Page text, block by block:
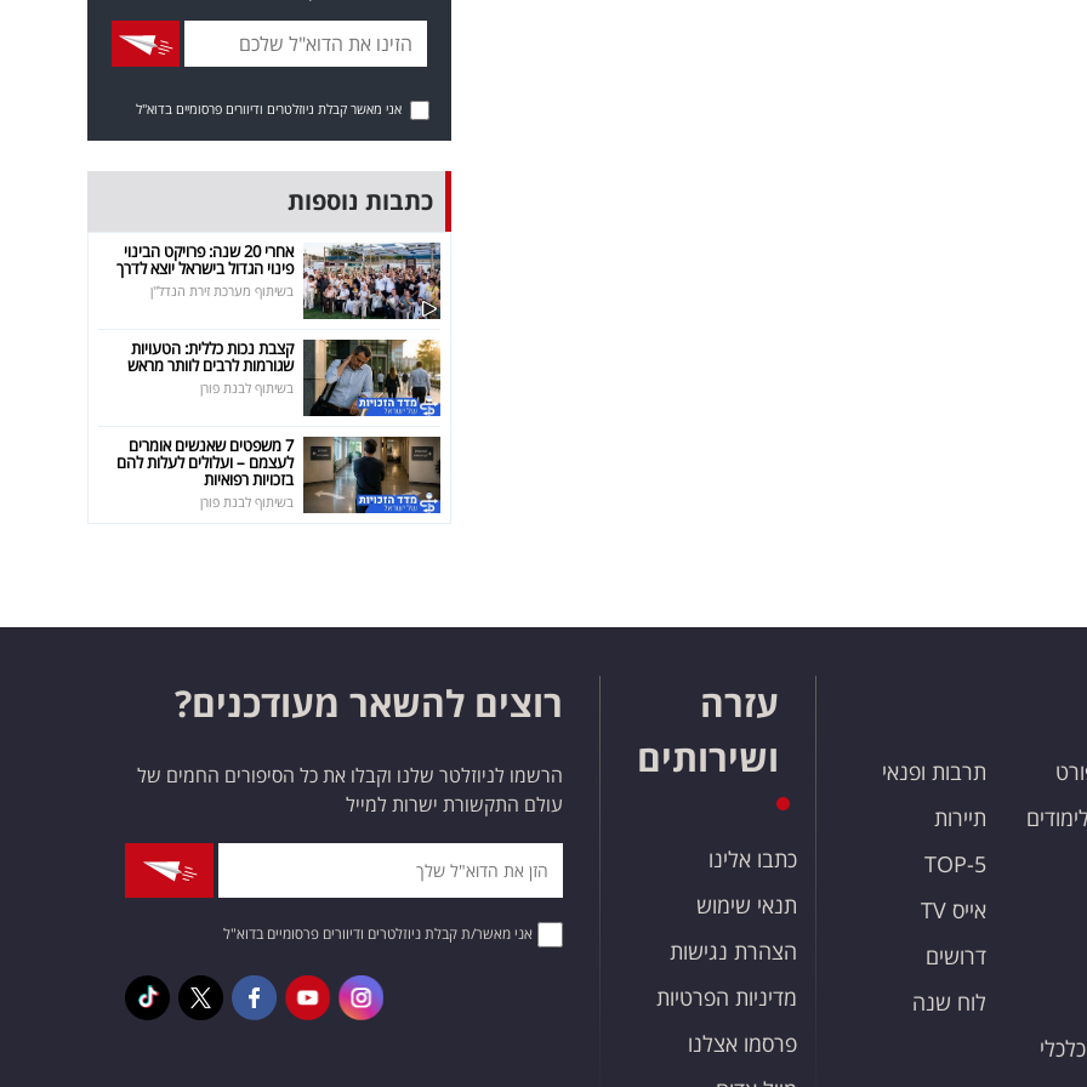
אני מאשר קבלת ניוזלטרים ודיוורים פרסומיים בדוא"ל
כתבות נוספות
אחרי 20 שנה: פרויקט הבינוי
פינוי הגדול בישראל יוצא לדרך
בשיתוף מערכת זירת הנדל"ן
קצבת נכות כללית: הטעויות
שגורמות לרבים לוותר מראש
בשיתוף לבנת פורן
7 משפטים שאנשים אומרים
לעצמם – ועלולים לעלות להם
בזכויות רפואיות
בשיתוף לבנת פורן
תרבות ופנאי
תיירות
TOP-5
אייס TV
דרושים
לוח שנה
עזרה
ושירותים
כתבו אלינו
תנאי שימוש
הצהרת נגישות
מדיניות הפרטיות
פרסמו אצלנו
רוצים להשאר מעודכנים?
הרשמו לניוזלטר שלנו וקבלו את כל הסיפורים החמים של
עולם התקשורת ישרות למייל
אני מאשר/ת קבלת ניוזלטרים ודיוורים פרסומיים בדוא"ל